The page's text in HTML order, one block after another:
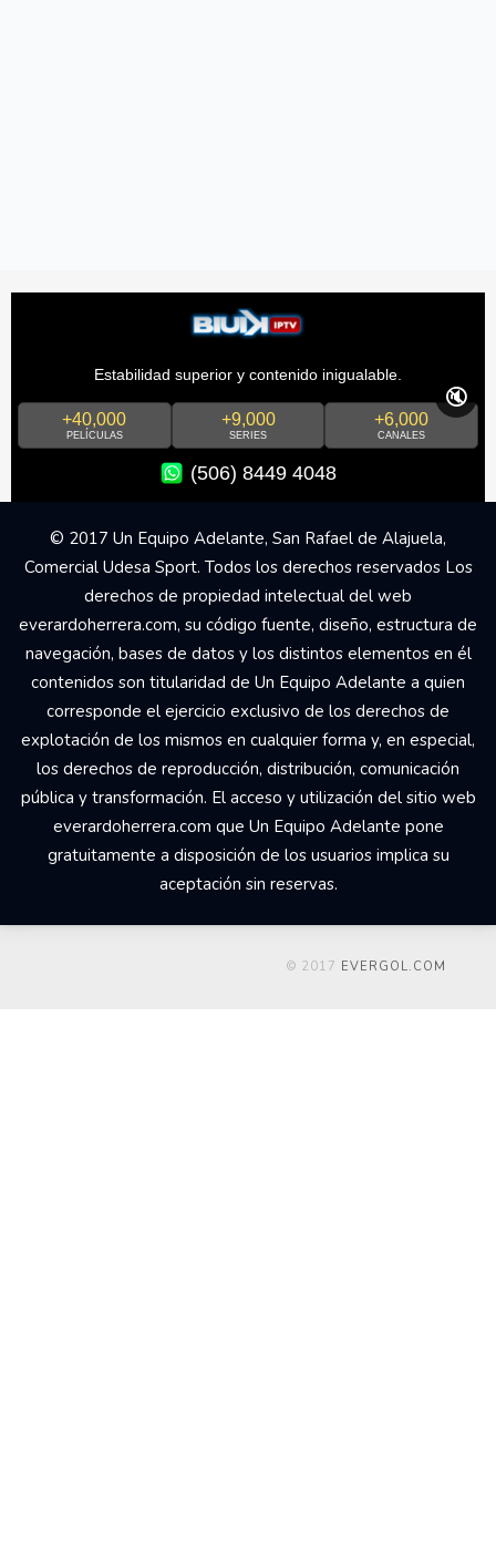
Estabilidad superior y contenido inigualable.
+40,000
PELÍCULAS
+9,000
SERIES
+6,000
CANALES
(506) 8449 4048
🔇
© 2017 Un Equipo Adelante, San Rafael de Alajuela,
Comercial Udesa Sport. Todos los derechos reservados Los
derechos de propiedad intelectual del web
everardoherrera.com, su código fuente, diseño, estructura de
navegación, bases de datos y los distintos elementos en él
contenidos son titularidad de Un Equipo Adelante a quien
corresponde el ejercicio exclusivo de los derechos de
explotación de los mismos en cualquier forma y, en especial,
los derechos de reproducción, distribución, comunicación
pública y transformación. El acceso y utilización del sitio web
everardoherrera.com que Un Equipo Adelante pone
gratuitamente a disposición de los usuarios implica su
aceptación sin reservas.
© 2017 EVERGOL.COM